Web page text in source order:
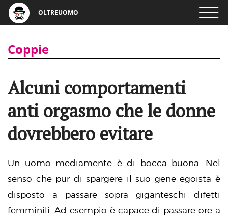
OLTREUOMO
Coppie
Alcuni comportamenti
anti orgasmo che le donne
dovrebbero evitare
Un uomo mediamente è di bocca buona. Nel
senso che pur di spargere il suo gene egoista è
disposto a passare sopra giganteschi difetti
femminili. Ad esempio è capace di passare ore a